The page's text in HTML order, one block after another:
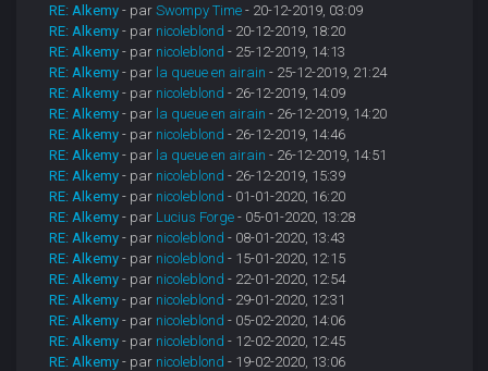
RE: Alkemy - parSwompy Time - 20-12-2019, 03:09
RE: Alkemy - par nicoleblond - 20-12-2019, 18:20
RE: Alkemy - par nicoleblond - 25-12-2019, 14:13
RE: Alkemy - par la queue en airain - 25-12-2019, 21:24
RE: Alkemy - par nicoleblond - 26-12-2019, 14:09
RE: Alkemy - par la queue en airain - 26-12-2019, 14:20
RE: Alkemy - par nicoleblond - 26-12-2019, 14:46
RE: Alkemy - par la queue en airain - 26-12-2019, 14:51
RE: Alkemy - par nicoleblond - 26-12-2019, 15:39
RE: Alkemy - par nicoleblond - 01-01-2020, 16:20
RE: Alkemy - par Lucius Forge - 05-01-2020, 13:28
RE: Alkemy - par nicoleblond - 08-01-2020, 13:43
RE: Alkemy - par nicoleblond - 15-01-2020, 12:15
RE: Alkemy - par nicoleblond - 22-01-2020, 12:54
RE: Alkemy - par nicoleblond - 29-01-2020, 12:31
RE: Alkemy - par nicoleblond - 05-02-2020, 14:06
RE: Alkemy - par nicoleblond - 12-02-2020, 12:45
RE: Alkemy - par nicoleblond - 19-02-2020, 13:06